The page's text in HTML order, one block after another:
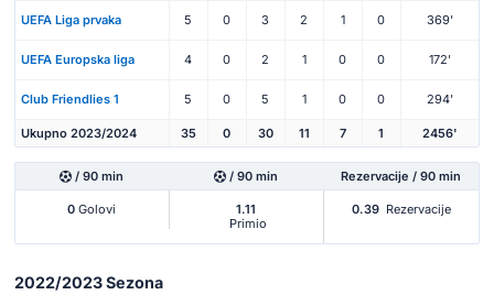
UEFA Liga prvaka 5 0 3 2 1 0 369'
UEFA Europska liga 4 0 2 1 0 0 172'
Club Friendlies 1 5 0 5 1 0 0 294'
Ukupno 2023/2024 35 0 30 11 7 1 2456'
/ 90 min / 90 min Rezervacije / 90 min
0 Golovi
1.11
Primio
0.39 Rezervacije
2022/2023 Sezona